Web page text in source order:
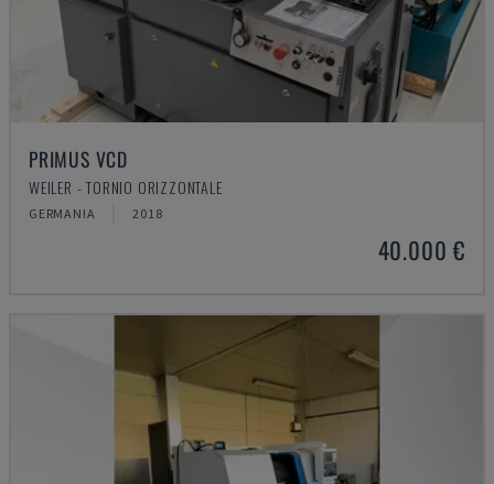
PRIMUS VCD
WEILER - TORNIO ORIZZONTALE
GERMANIA 2018
40.000 €